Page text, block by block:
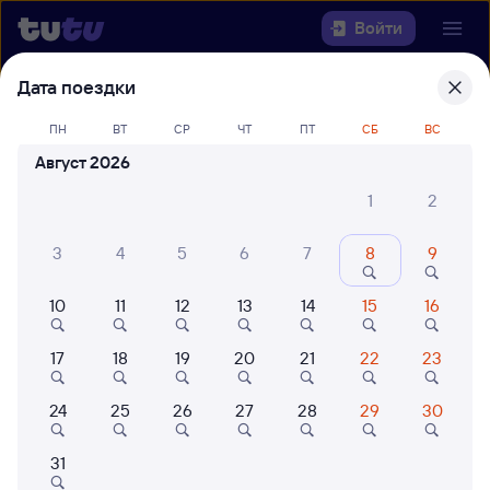
Войти
Выберите день, чтобы найти
билеты Томск-1 — Вятские Поляны
Откуда
Найти поезда
Дата поездки
ПН ВТ СР ЧТ ПТ СБ ВС
Август 2026
1
2
3 4 5 6 7 8 9
10 11 12 13 14 15 16
17 18 19 20 21 22 23
24 25 26 27 28 29 30
31